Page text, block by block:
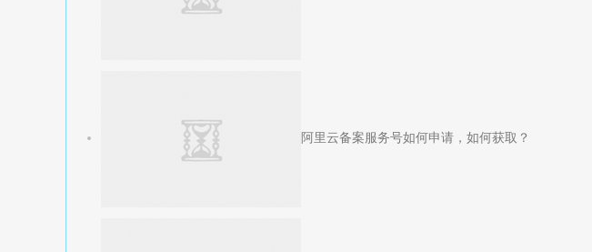
阿里云备案服务号如何申请，如何获取？